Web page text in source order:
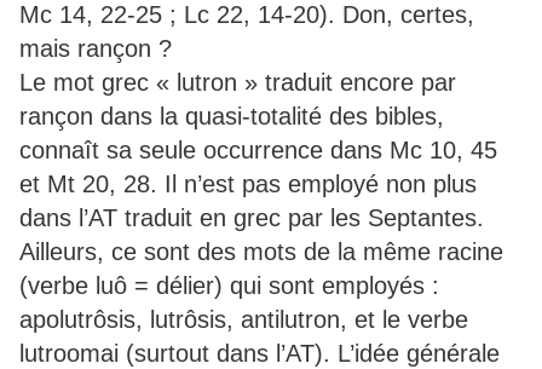
Mc 14, 22-25 ; Lc 22, 14-20). Don, certes,
mais rançon ?
Le mot grec « lutron » traduit encore par
rançon dans la quasi-totalité des bibles,
connaît sa seule occurrence dans Mc 10, 45
et Mt 20, 28. Il n’est pas employé non plus
dans l’AT traduit en grec par les Septantes.
Ailleurs, ce sont des mots de la même racine
(verbe luô = délier) qui sont employés :
apolutrôsis, lutrôsis, antilutron, et le verbe
lutroomai (surtout dans l’AT). L’idée générale